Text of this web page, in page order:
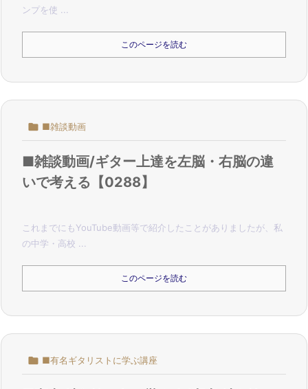
ンプを使 ...
このページを読む
 ■雑談動画
■雑談動画/ギター上達を左脳・右脳の違
いで考える【0288】
これまでにもYouTube動画等で紹介したことがありましたが、 私
の中学・高校 ...
このページを読む
 ■有名ギタリストに学ぶ講座